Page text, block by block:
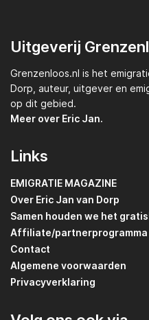
Uitgeverij
Grenzenloos.nl is het
Dorp, auteur, uitgever en
op dit gebied.
Meer over Eric Jan.
Links
EMIGRATIE MAGAZINE
Over Eric Jan van Dorp
Samen houden we het
Affiliate/partnerprogramma
Contact
Algemene voorwaarden
Privacyverklaring